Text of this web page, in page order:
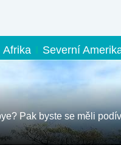
Afrika Severní
Pak byste se měli